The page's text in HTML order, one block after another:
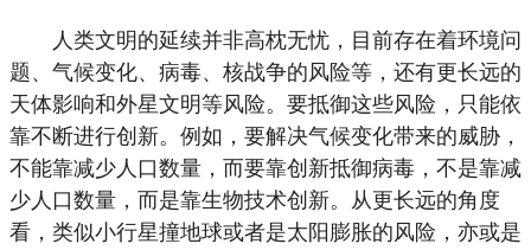
人类文明的延续并非高枕无忧，目前存在着环境问
题、气候变化、病毒、核战争的风险等，还有更长远的
天体影响和外星文明等风险。要抵御这些风险，只能依
靠不断进行创新。例如，要解决气候变化带来的威胁，
不能靠减少人口数量，而要靠创新抵御病毒，不是靠减
少人口数量，而是靠生物技术创新。从更长远的角度
看，类似小行星撞地球或者是太阳膨胀的风险，亦或是